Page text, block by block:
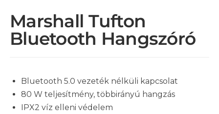
Marshall Tufton
Bluetooth Hangszóró
Bluetooth 5.0 vezeték nélküli kapcsolat
80 W teljesítmény, többirányú hangzás
IPX2 víz elleni védelem